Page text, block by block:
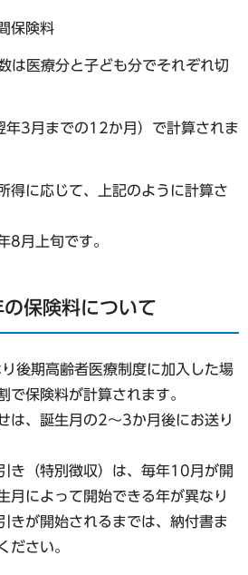
保険料
は医療分と子ども分でそれぞれ切
年3月までの12か月）で計算されま
得に応じて、上記のように計算さ
8月上旬です。
保険料について
後期高齢者医療制度に加入した場
で保険料が計算されます。
は、誕生月の2～3か月後にお送り
き（特別徴収）は、毎年10月が開
月によって開始できる年が異なり
きが開始されるまでは、納付書ま
ださい。